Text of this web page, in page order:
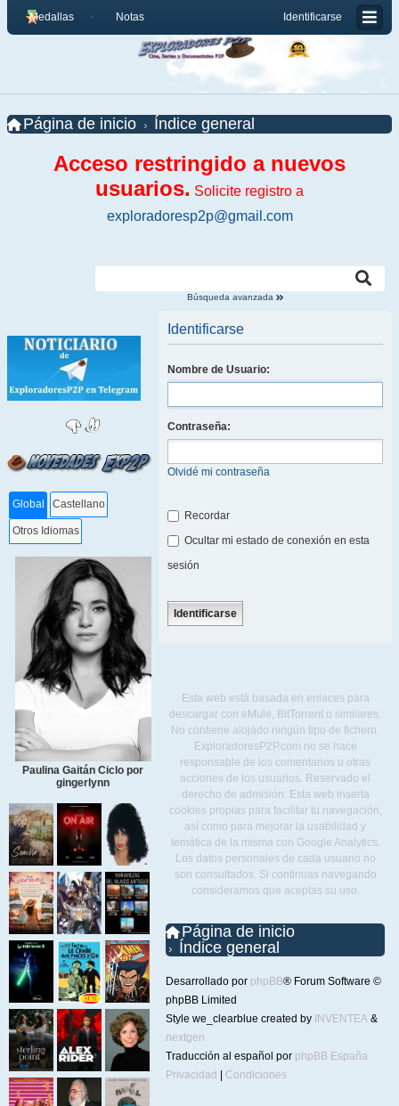
Identificarse
Medallas Notas
Página de inicio Índice general
Acceso restringido a nuevos
usuarios. Solicite registro a
exploradoresp2p@gmail.com
Búsqueda avanzada
Global Castellano
Otros Idiomas
Paulina Gaitán Ciclo por
gingerlynn
Identificarse
Nombre de Usuario:
Contraseña:
Olvidé mi contraseña
Recordar
Ocultar mi estado de conexión en esta
sesión
Esta web está basada en enlaces para
descargar con eMule, BitTorrent o similares.
No contiene alojado ningún tipo de fichero.
ExploradoresP2P.com no se hace
responsable de los comentarios u otras
acciones de los usuarios. Reservado el
derecho de admisión. Esta web inserta
cookies propias para facilitar tu navegación,
así como para mejorar la usabilidad y
temática de la misma con Google Analytics.
Los datos personales de cada usuario no
son consultados. Si continuas navegando
consideramos que aceptas su uso.
Página de inicio
Índice general
Desarrollado por phpBB® Forum Software ©
phpBB Limited
Style we_clearblue created by INVENTEA &
nextgen
Traducción al español por phpBB España
Privacidad
Condiciones